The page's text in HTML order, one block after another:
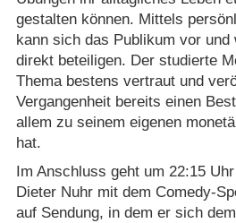
gestalten können. Mittels
kann sich das Publikum vor und
direkt beteiligen. Der studierte
Thema bestens vertraut und
Vergangenheit bereits einen
allem zu seinem eigenen
hat.
Im Anschluss geht um 22:15
Dieter Nuhr mit dem Comedy-
auf Sendung, in dem er sich